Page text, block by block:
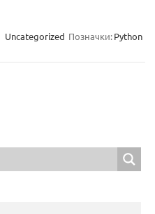
Uncategorized Позначки:Python